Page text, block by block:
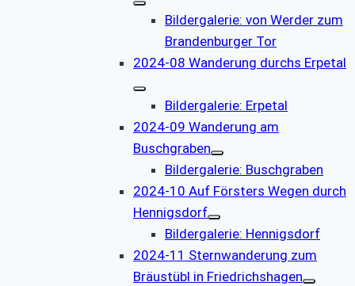
Bildergalerie: von Werder zum
Brandenburger Tor
2024-08 Wanderung durchs Erpetal
Bildergalerie: Erpetal
2024-09 Wanderung am
Buschgraben
Bildergalerie: Buschgraben
2024-10 Auf Försters Wegen durch
Hennigsdorf
Bildergalerie: Hennigsdorf
2024-11 Sternwanderung zum
Bräustübl in Friedrichshagen